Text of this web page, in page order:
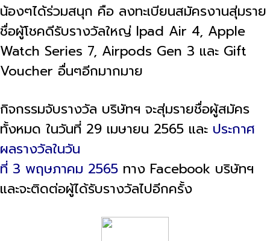
น้องๆได้ร่วมสนุก คือ ลงทะเบียนสมัครงานสุ่มราย
ชื่อผู้โชคดีรับรางวัลใหญ่ Ipad Air 4, Apple
Watch Series 7, Airpods Gen 3 และ Gift
Voucher อื่นๆอีกมากมาย
กิจกรรมจับรางวัล บริษัทฯ จะสุ่มรายชื่อผู้สมัคร
ทั้งหมด ในวันที่ 29 เมษายน 2565 และ ประกาศ
ผลรางวัลในวัน
ที่ 3 พฤษภาคม 2565 ทาง Facebook บริษัทฯ
และจะติดต่อผู้ได้รับรางวัลไปอีกครั้ง